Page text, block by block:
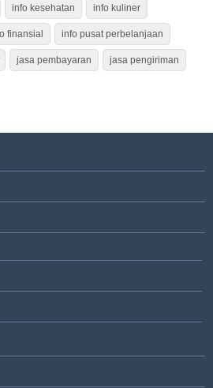
info kesehatan info kuliner
finansial info pusat perbelanjaan
jasa pembayaran jasa pengiriman